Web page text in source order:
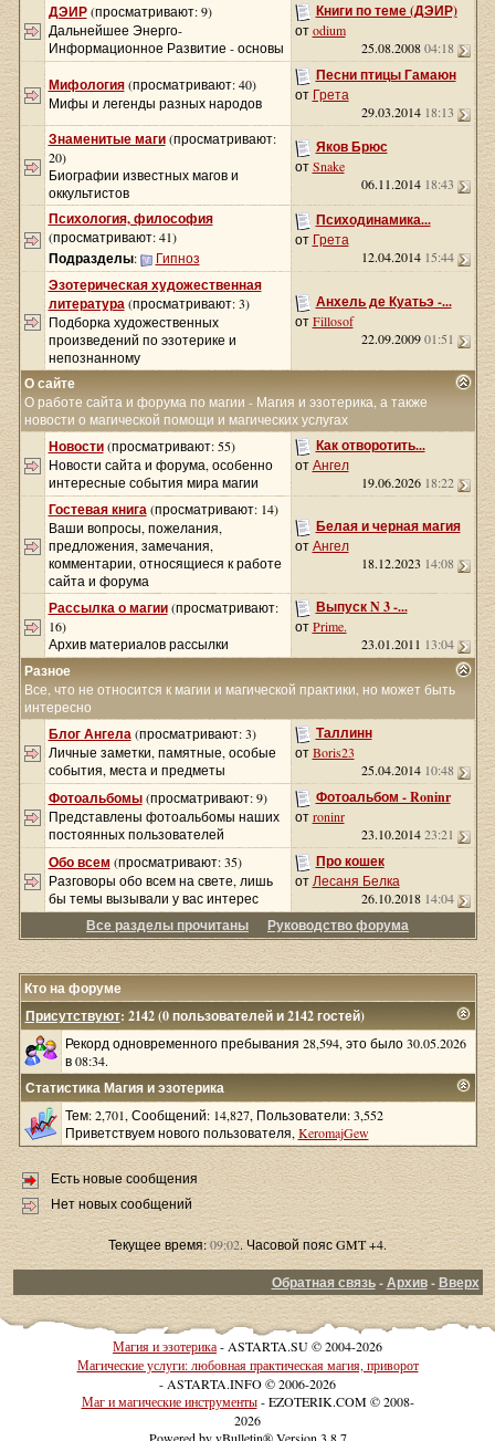
ДЭИР (просматривают: 9)
Дальнейшее Энерго-
Информационное Развитие - основы
Книги по теме (ДЭИР)
отodium
25.08.200804:18
Мифология (просматривают: 40)
Мифы и легенды разных народов
Песни птицы Гамаюн
от Грета
29.03.2014 18:13
Знаменитые маги (просматривают:
20)
Биографии известных магов и
оккультистов
Яков Брюс
отSnake
06.11.2014 18:43
Психология, философия
(просматривают: 41)
Подразделы: Гипноз
Психодинамика...
от Грета
12.04.2014 15:44
Эзотерическая художественная
литература (просматривают: 3)
Подборка художественных
произведений по эзотерике и
непознанному
Анхель де Куатьэ -...
отFillosof
22.09.200901:51
О сайте
О работе сайта и форума по магии - Магия и эзотерика, а также
новости о магической помощи и магических услугах
Новости (просматривают: 55)
Новости сайта и форума, особенно
интересные события мира магии
Как отворотить...
отАнгел
19.06.2026 18:22
Гостевая книга (просматривают: 14)
Ваши вопросы, пожелания,
предложения, замечания,
комментарии, относящиеся к работе
сайта и форума
Белая и черная магия
отАнгел
18.12.2023 14:08
Рассылка о магии (просматривают:
16)
Архив материалов рассылки
Выпуск N 3 -...
отPrime.
23.01.2011 13:04
Разное
Все, что не относится к магии и магической практики, но может быть
интересно
Блог Ангела (просматривают: 3)
Личные заметки, памятные, особые
события, места и предметы
Таллинн
отBoris23
25.04.2014 10:48
Фотоальбомы (просматривают: 9)
Представлены фотоальбомы наших
постоянных пользователей
Фотоальбом - Roninr
отroninr
23.10.201423:21
Обо всем (просматривают: 35)
Разговоры обо всем на свете, лишь
бы темы вызывали у вас интерес
Про кошек
отЛесаня Белка
26.10.2018 14:04
Все разделы прочитаны Руководство форума
Кто на форуме
Присутствуют: 2142 (0 пользователей и 2142 гостей)
Рекорд одновременного пребывания 28,594, это было 30.05.2026
в 08:34.
Статистика Магия и эзотерика
Тем: 2,701, Сообщений: 14,827, Пользователи: 3,552
Приветствуем нового пользователя, KeromajGew
Есть новые сообщения
Нет новых сообщений
Текущее время:09:02. Часовой пояс GMT +4.
Обратная связь-Архив-Вверх
Магия и эзотерика- ASTARTA.SU © 2004-2026
Магические услуги: любовная практическая магия, приворот
- ASTARTA.INFO © 2006-2026
Маг и магические инструменты- EZOTERIK.COM © 2008-
2026